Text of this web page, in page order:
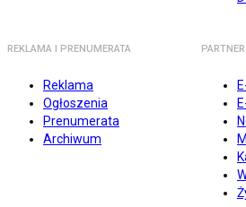
REKLAMA I PRENUMERATA
Reklama
Ogłoszenia
Prenumerata
Archiwum